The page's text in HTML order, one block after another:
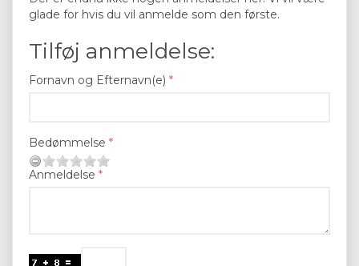
glade for hvis du vil anmelde som den første.
Tilføj anmeldelse:
Fornavn og Efternavn(e)
Bedømmelse
Anmeldelse